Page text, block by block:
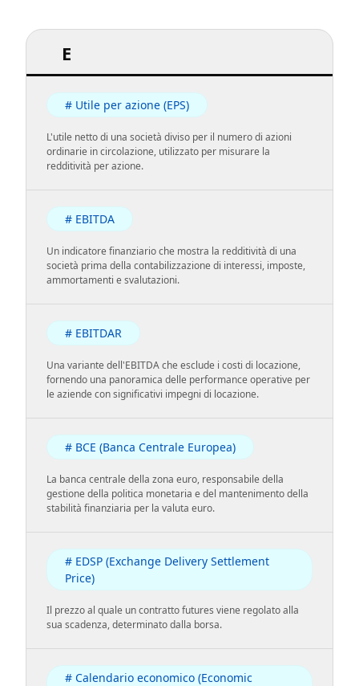
E
# Utile per azione (EPS)
L'utile netto di una società diviso per il numero di azioni
ordinarie in circolazione, utilizzato per misurare la
redditività per azione.
# EBITDA
Un indicatore finanziario che mostra la redditività di una
società prima della contabilizzazione di interessi, imposte,
ammortamenti e svalutazioni.
# EBITDAR
Una variante dell'EBITDA che esclude i costi di locazione,
fornendo una panoramica delle performance operative per
le aziende con significativi impegni di locazione.
# BCE (Banca Centrale Europea)
La banca centrale della zona euro, responsabile della
gestione della politica monetaria e del mantenimento della
stabilità finanziaria per la valuta euro.
# EDSP (Exchange Delivery Settlement
Price)
Il prezzo al quale un contratto futures viene regolato alla
sua scadenza, determinato dalla borsa.
# Calendario economico (Economic